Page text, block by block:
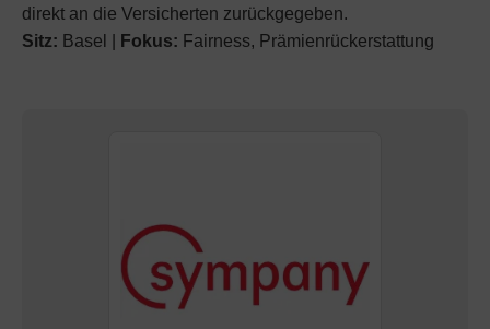
direkt an die Versicherten zurückgegeben.
Sitz: Basel | Fokus: Fairness, Prämienrückerstattung